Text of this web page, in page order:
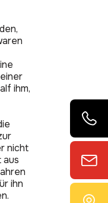
ihm,
nicht
aus
ihn